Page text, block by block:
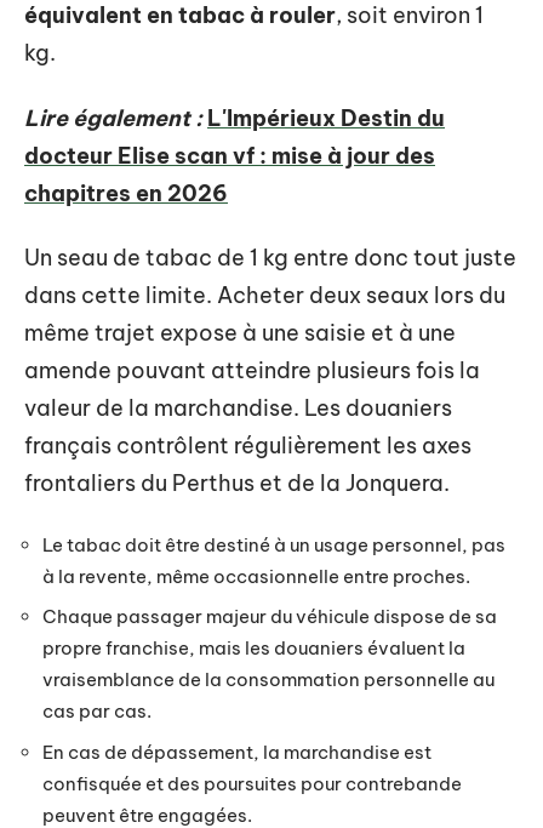
équivalent en tabac à rouler, soit environ 1
kg.
Lire également : L'Impérieux Destin du
docteur Elise scan vf : mise à jour des
chapitres en 2026
Un seau de tabac de 1 kg entre donc tout juste
dans cette limite. Acheter deux seaux lors du
même trajet expose à une saisie et à une
amende pouvant atteindre plusieurs fois la
valeur de la marchandise. Les douaniers
français contrôlent régulièrement les axes
frontaliers du Perthus et de la Jonquera.
Le tabac doit être destiné à un usage personnel, pas
à la revente, même occasionnelle entre proches.
Chaque passager majeur du véhicule dispose de sa
propre franchise, mais les douaniers évaluent la
vraisemblance de la consommation personnelle au
cas par cas.
En cas de dépassement, la marchandise est
confisquée et des poursuites pour contrebande
peuvent être engagées.